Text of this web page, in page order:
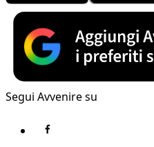
Segui Avvenire su